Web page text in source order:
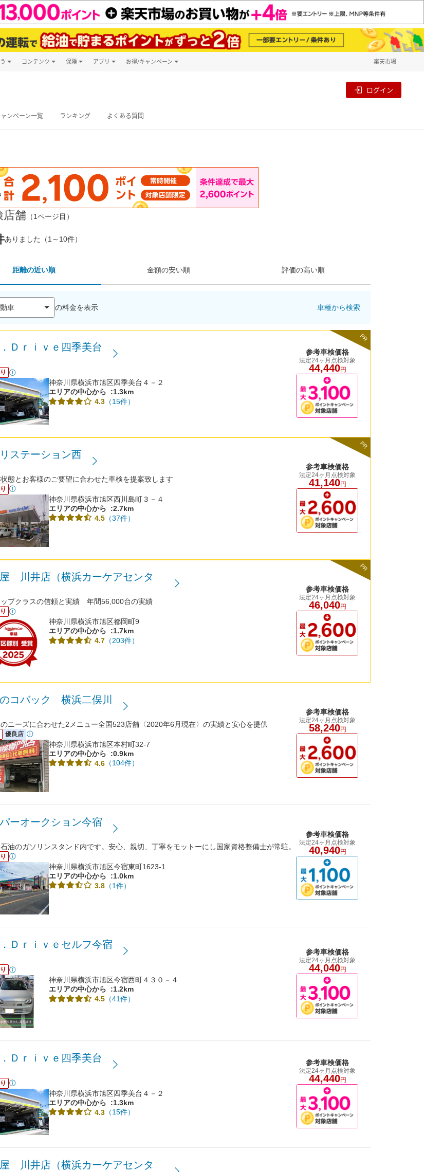
コンテンツ 保険 アプリ お得/キャンペーン 楽天市場
ログイン
ンペーン一覧 ランキング よくある質問
店舗 （1ページ目）
ありました（1～10件）
距離の近い順 金額の安い順 評価の高い順
の料金を表示 車種から検索
PR
Ｄｒｉｖｅ四季美台
神奈川県横浜市旭区四季美台４－２
エリアの中心から
:1.3km
4.3 （15件）
参考車検価格
法定24ヶ月点検対象
44,440円
PR
ステーション西
態とお客様のご要望に合わせた車検を提案致します
神奈川県横浜市旭区西川島町３－４
エリアの中心から
:2.7km
4.5 （37件）
参考車検価格
法定24ヶ月点検対象
41,140円
PR
川井店（横浜カーケアセンタ
プクラスの信頼と実績 年間56,000台の実績
神奈川県横浜市旭区都岡町9
エリアの中心から
:1.7km
4.7 （203件）
参考車検価格
法定24ヶ月点検対象
46,040円
コバック 横浜二俣川
ニーズに合わせた2メニュー全国523店舗〈2020年6月現在〉の実績と安心を提供
優良店
神奈川県横浜市旭区本村町32-7
エリアの中心から
:0.9km
4.6 （104件）
参考車検価格
法定24ヶ月点検対象
58,240円
ーオークション今宿
油のガソリンスタンド内です。安心、親切、丁寧をモットーにし国家資格整備士が常駐。
神奈川県横浜市旭区今宿東町1623-1
エリアの中心から
:1.0km
3.8 （1件）
参考車検価格
法定24ヶ月点検対象
40,940円
Ｄｒｉｖｅセルフ今宿
神奈川県横浜市旭区今宿西町４３０－４
エリアの中心から
:1.2km
4.5 （41件）
参考車検価格
法定24ヶ月点検対象
44,040円
Ｄｒｉｖｅ四季美台
神奈川県横浜市旭区四季美台４－２
エリアの中心から
:1.3km
4.3 （15件）
参考車検価格
法定24ヶ月点検対象
44,440円
川井店（横浜カーケアセンタ